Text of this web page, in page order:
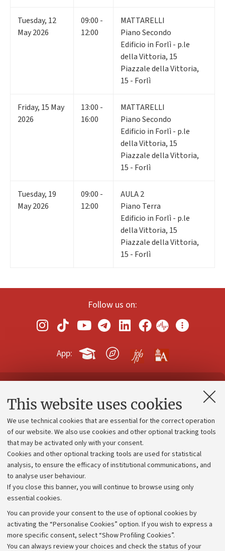
This website uses cookies
We use technical cookies that are essential for the correct operation
of our website. We also use cookies and other optional tracking tools
that may be activated only with your consent.
Cookies and other optional tracking tools are used for statistical
analysis, to ensure the efficacy of institutional communications, and
to analyse user behaviour.
If you close this banner, you will continue to browse using only
essential cookies.
You can provide your consent to the use of optional cookies by
activating the “Personalise Cookies” option. If you wish to express a
more specific consent, select “Show Profiling Cookies”.
You can always review your choices and check the status of your
Tuesday, 12
May 2026
09:00 -
12:00
MATTARELLI
Piano Secondo
Edificio in Forlì - p.le
della Vittoria, 15
Piazzale della Vittoria,
15 - Forlì
Friday, 15 May
2026
13:00 -
16:00
MATTARELLI
Piano Secondo
Edificio in Forlì - p.le
della Vittoria, 15
Piazzale della Vittoria,
15 - Forlì
Tuesday, 19
May 2026
09:00 -
12:00
AULA 2
Piano Terra
Edificio in Forlì - p.le
della Vittoria, 15
Piazzale della Vittoria,
15 - Forlì
Follow us on:
App:
Contacts and certified e-mail (PEC)
Administrative divisions
Work with us
Alumni community
Strategic plan
University budgets
Calls and competitions
Transparent administration
Appeals lodged